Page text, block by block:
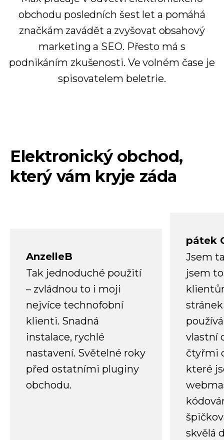
obchodu posledních šest let a pomáhá
značkám zavádět a zvyšovat obsahový
marketing a SEO. Přesto má s
podnikáním zkušenosti. Ve volném čase je
spisovatelem beletrie.
Elektronický obchod,
který vám kryje záda
AnzelleB
Tak jednoduché použití
– zvládnou to i moji
nejvíce technofobní
klienti. Snadná
instalace, rychlé
nastavení. Světelné roky
před ostatními pluginy
obchodu.
pátek
Jsem
jsem
vlastní
čtyřmi
které
skvělá